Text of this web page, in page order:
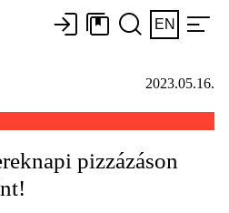
EN
2023.05.16.
pizzázáson